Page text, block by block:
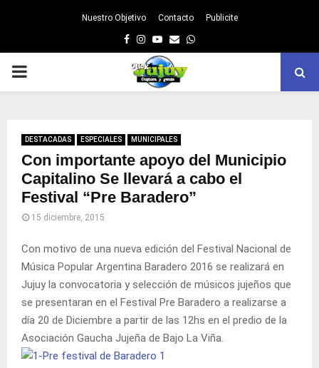
Nuestro Objetivo Contacto Publicite
Facebook
Instagram
Youtube
EmailWhatsapp
PRIMARY
DESTACADAS ESPECIALES MUNICIPALES
Con importante apoyo del Municipio
Capitalino Se llevará a cabo el
Festival “Pre Baradero”
15 diciembre, 2015
Con motivo de una nueva edición del Festival Nacional de
Música Popular Argentina Baradero 2016 se realizará en
Jujuy la convocatoria y selección de músicos jujeños que
se presentaran en el Festival Pre Baradero a realizarse a
día 20 de Diciembre a partir de las 12hs en el predio de la
Asociación Gaucha Jujeña de Bajo La Viña.